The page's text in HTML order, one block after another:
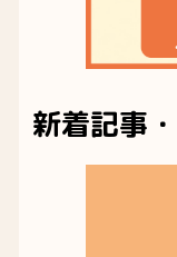
新着記事